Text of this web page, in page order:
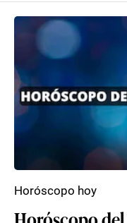
Horóscopo hoy